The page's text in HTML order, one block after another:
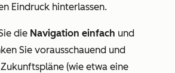
Eindruck hinterlassen.
die Navigation einfach und
Sie vorausschauend und
(wie etwa eine